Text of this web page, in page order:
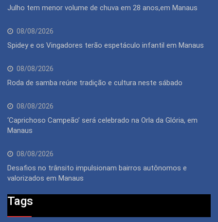
Julho tem menor volume de chuva em 28 anos,em Manaus
08/08/2026
Spidey e os Vingadores terão espetáculo infantil em Manaus
08/08/2026
Roda de samba reúne tradição e cultura neste sábado
08/08/2026
‘Caprichoso Campeão’ será celebrado na Orla da Glória, em
Manaus
08/08/2026
Desafios no trânsito impulsionam bairros autônomos e
valorizados em Manaus
Tags